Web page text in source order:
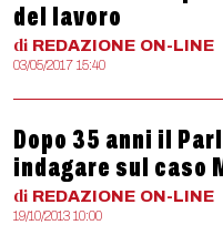
del lavoro
di REDAZIONE ON-LINE
03/05/2017 15:40
Dopo 35 anni il
indagare sul caso
di REDAZIONE ON-LINE
19/10/2013 10:00